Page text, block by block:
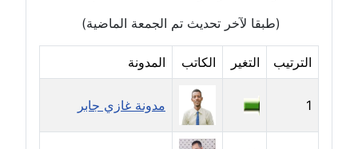
مدونة أمل الخولي
مدونة أمل درويش
عاملة
(طبقا لآخر تحديث تم الجمعة الماضية)
الترتيب التغير الكاتب المدونة
1 مدونة غازي جابر